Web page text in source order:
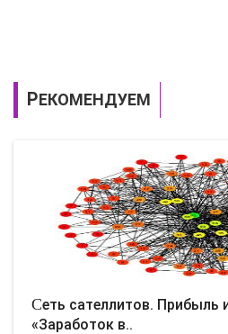
РЕКОМЕНДУЕМ
Сеть сателлитов. Прибыль или убыток? -
«Заработок в..